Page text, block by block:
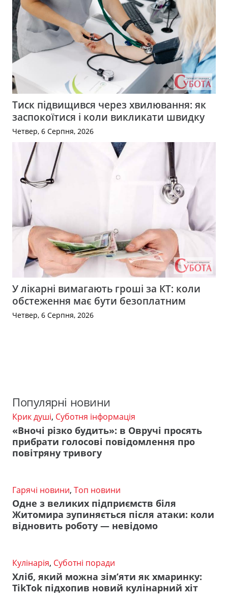
Тиск підвищився через хвилювання: як
заспокоїтися і коли викликати швидку
Четвер, 6 Серпня, 2026
У лікарні вимагають гроші за КТ: коли
обстеження має бути безоплатним
Четвер, 6 Серпня, 2026
Популярні новини
Крик душі, Суботня інформація
«Вночі різко будить»: в Овручі просять
прибрати голосові повідомлення про
повітряну тривогу
Гарячі новини, Топ новини
Одне з великих підприємств біля
Житомира зупиняється після атаки: коли
відновить роботу — невідомо
Кулінарія, Суботні поради
Хліб, який можна зім’яти як хмаринку:
TikTok підхопив новий кулінарний хіт